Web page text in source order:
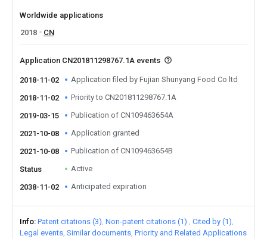
Worldwide applications
2018
CN
Application CN201811298767.1A events
2018-11-02 Application filed by Fujian Shunyang Food Co ltd
2018-11-02 Priority to CN201811298767.1A
2019-03-15 Publication of CN109463654A
2021-10-08 Application granted
2021-10-08 Publication of CN109463654B
Status Active
2038-11-02 Anticipated expiration
Info Patent citations (3) Non-patent citations (1)
Cited by (1)
Legal events Similar documents Priority and Related Applications